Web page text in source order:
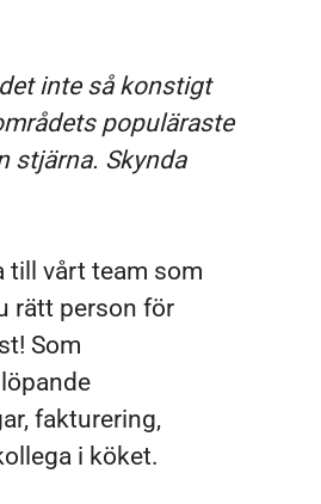
inte så konstigt
populäraste
stjärna. Skynda
till vårt team som
rätt person för
Som
fakturering,
i köket.